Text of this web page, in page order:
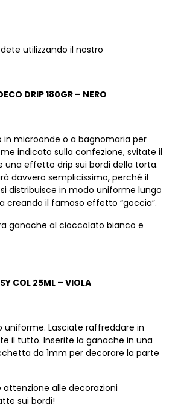
utilizzando il nostro
DRIP 180GR – NERO
in microonde o a bagnomaria per
indicato sulla confezione, svitate il
effetto drip sui bordi della torta.
davvero semplicissimo, perché il
distribuisce in modo uniforme lungo
creando il famoso effetto “goccia”.
ganache al cioccolato bianco e
COL 25ML – VIOLA
uniforme. Lasciate raffreddare in
il tutto. Inserite la ganache in una
da 1mm per decorare la parte
alle decorazioni
sui bordi!